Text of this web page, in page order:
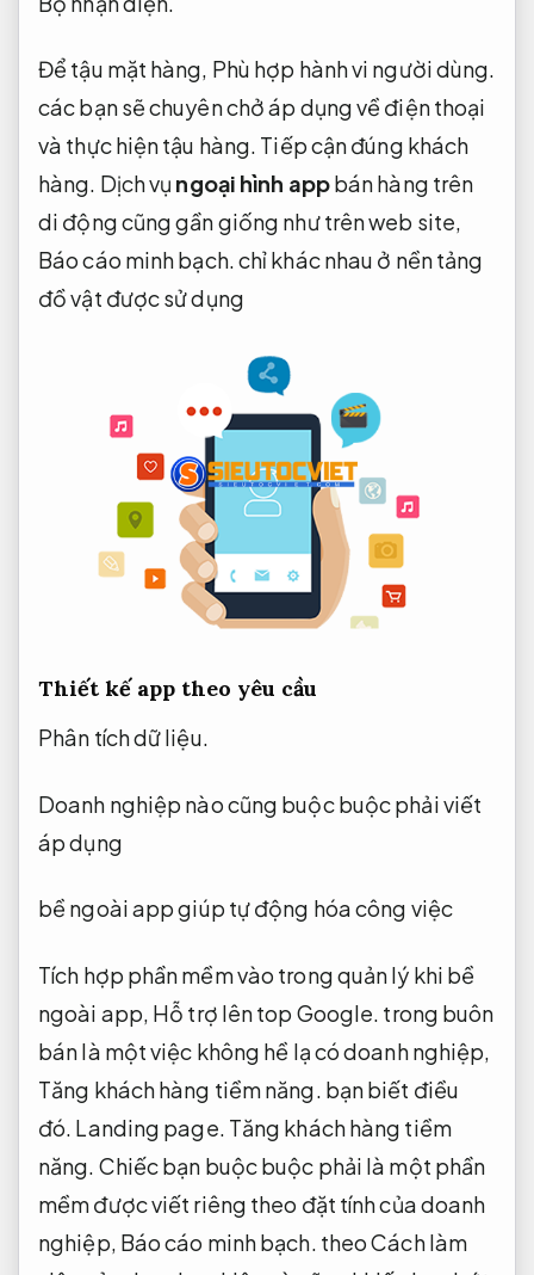
Để tậu mặt hàng, Phù hợp hành vi người dùng.
các bạn sẽ chuyên chở áp dụng về điện thoại
và thực hiện tậu hàng. Tiếp cận đúng khách
hàng. Dịch vụ ngoại hình appbán hàng trên
di động cũng gần giống như trên web site,
Báo cáo minh bạch.chỉ khác nhau ở nền tảng
đồ vật được sử dụng
Thiết kế app theo yêu cầu
Phân tích dữ liệu.
Doanh nghiệp nào cũng buộc buộc phải viết
áp dụng
bề ngoài app giúp tự động hóa công việc
Tích hợp phần mềm vào trong quản lý khi bề
ngoài app, Hỗ trợ lên top Google. trong buôn
bán là một việc không hề lạ có doanh nghiệp,
Tăng khách hàng tiềm năng. bạn biết điều
đó. Landing page. Tăng khách hàng tiềm
năng. Chiếc bạn buộc buộc phải là một phần
mềm được viết riêng theo đặt tính của doanh
nghiệp, Báo cáo minh bạch. theo Cách làm